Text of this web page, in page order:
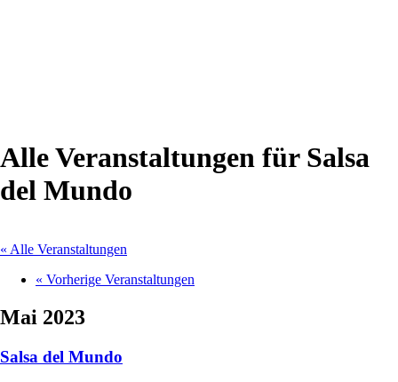
Alle Veranstaltungen für Salsa
del Mundo
« Alle Veranstaltungen
« Vorherige Veranstaltungen
Mai 2023
Salsa del Mundo